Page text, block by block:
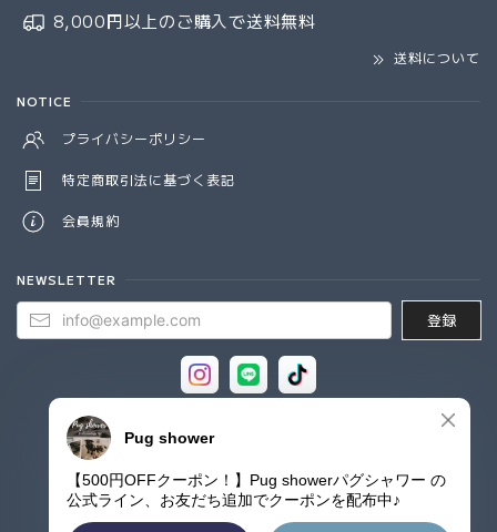
8,000円以上のご購入で送料無料
送料について
NOTICE
プライバシーポリシー
特定商取引法に基づく表記
会員規約
NEWSLETTER
登録
© Pug shower - パグシャワー パグ雑貨専門店